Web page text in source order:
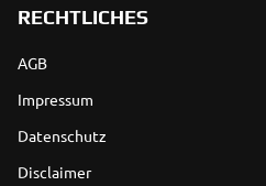
RECHTLICHES
AGB
Impressum
Datenschutz
Disclaimer